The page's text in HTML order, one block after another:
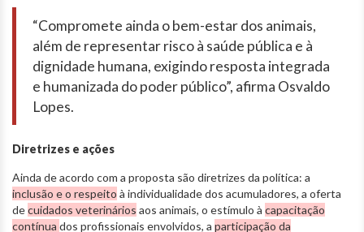
“Compromete ainda o bem-estar dos animais,
além de representar risco à saúde pública e à
dignidade humana, exigindo resposta integrada
e humanizada do poder público”, afirma Osvaldo
Lopes.
Diretrizes e ações
Ainda de acordo com a proposta são diretrizes da política: a
inclusão e o respeito à individualidade dos acumuladores, a oferta
decuidados veterinários aos animais, o estímulo à capacitação
contínua dos profissionais envolvidos, a participação da